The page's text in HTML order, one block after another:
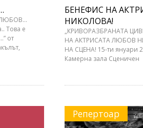
Това е
от
БЕНЕФИС НА
НИКОЛОВА!
„КРИВОРАЗБРАНАТА
НА АКТРИСАТА ЛЮБОВ
НА СЦЕНА! 15-ти януари
Камерна зала Сценичен
Репертоар